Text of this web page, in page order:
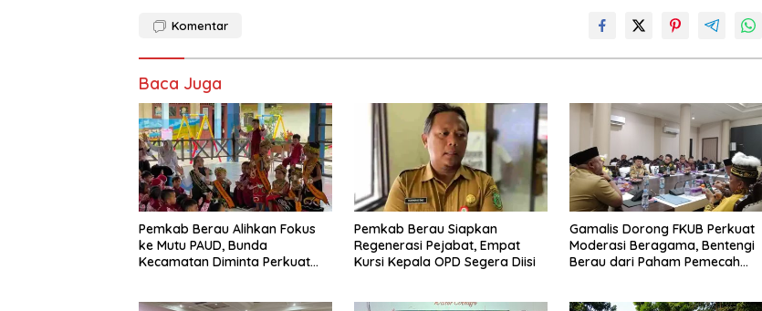
Komentar
Baca Juga
Pemkab Berau Alihkan Fokus
ke Mutu PAUD, Bunda
Kecamatan Diminta Perkuat
Pemkab Berau Siapkan
Regenerasi Pejabat, Empat
Kursi Kepala OPD Segera Diisi
Gamalis Dorong FKUB Perkuat
Moderasi Beragama, Bentengi
Berau dari Paham Pemecah